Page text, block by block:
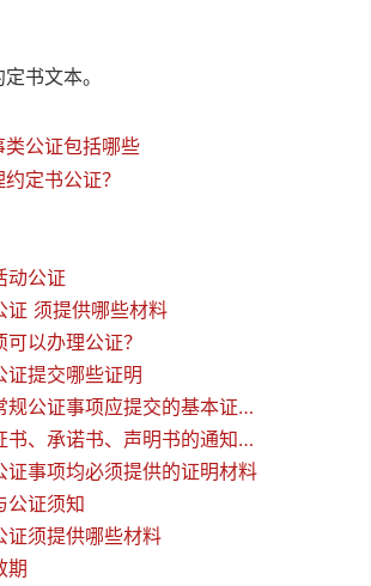
书文本。
类公证包括哪些
定书公证？
动公证
证 须提供哪些材料
以办理公证？
证提交哪些证明
申办涉外民事常规公证事项应提交的基本证明资料
北京市公证保证书、承诺书、声明书的通知说明
证事项均必须提供的证明材料
公证须知
证须提供哪些材料
期